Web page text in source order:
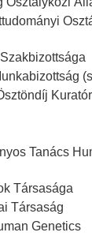
Tanács
Társasága
Társaság
Genetics